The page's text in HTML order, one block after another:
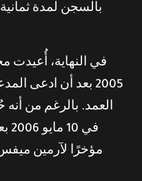
بالسجن لمدة
في النهاية، أُعيدت
2005 بعد أن ادعى
العمد. بالرغم من
مؤخرًا لآرمين